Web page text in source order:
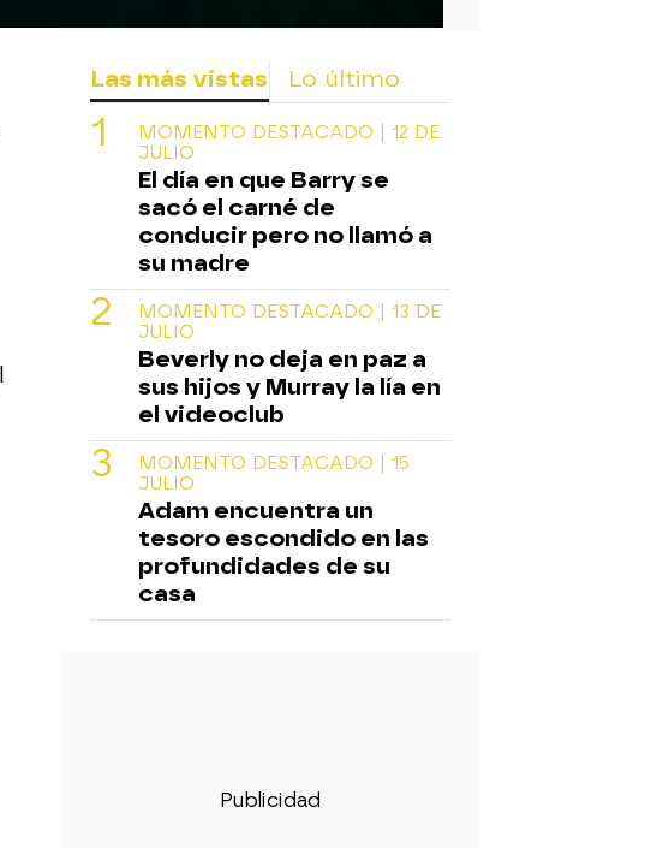
Las más vistas Lo último
MOMENTO DESTACADO | 12 DE
JULIO
El día en que Barry se
sacó el carné de
conducir pero no llamó a
su madre
MOMENTO DESTACADO | 13 DE
JULIO
Beverly no deja en paz a
sus hijos y Murray la lía en
el videoclub
MOMENTO DESTACADO | 15
JULIO
Adam encuentra un
tesoro escondido en las
profundidades de su
casa